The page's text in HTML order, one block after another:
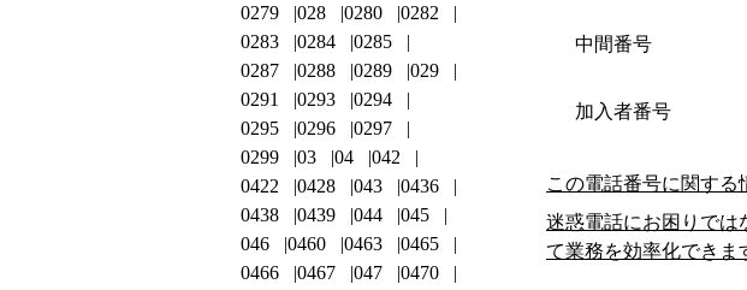
中間番号
加入者番号
この電話番号に関する
迷惑電話にお困りでは
て業務を効率化できま
0279
028 0280
0282
0283
0284
0285
0287
0288 0289
029
0291
0293
0294
0295
0296
0297
0299
03 04
042
0422
0428 043
0436
0438
0439 044
045
046
0460 0463
0465
0466
0467 047
0470